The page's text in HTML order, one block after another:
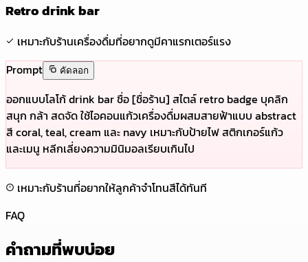
Retro drink bar
เหมาะกับร้านเครื่องดื่มที่อยากดูมีคาแรกเตอร์แรง
Prompt
คัดลอก
ออกแบบโลโก้ drink bar ชื่อ [ชื่อร้าน] สไตล์ retro badge บุคลิก
สนุก กล้า สดจัด ใช้ไอคอนแก้วเครื่องดื่มผสมสายฟ้าแบบ abstract
สี coral, teal, cream และ navy เหมาะกับป้ายไฟ สติกเกอร์แก้ว
และเมนู หลีกเลี่ยงความมินิมอลเรียบเกินไป
เหมาะกับร้านที่อยากให้ลูกค้าจำโทนสีได้ทันที
FAQ
คำถามที่พบบ่อย